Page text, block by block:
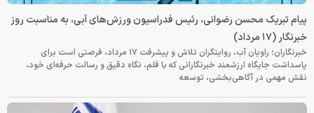
پیام تبریک محسن رضوانی، رئیس فدراسیون ورزش‌های آبی، به مناسبت روز
خبرنگار (۱۷ مرداد)
خبرنگاران؛ راویان آب، روایتگران تلاش و پیشرفت ۱۷ مرداد، فرصتی است برای
پاسداشت جایگاه ارزشمند خبرنگارانی که با قلم، نگاه دقیق و رسالت حرفه‌ای خود،
نقش مهمی در آگاهی‌بخشی، توسعه